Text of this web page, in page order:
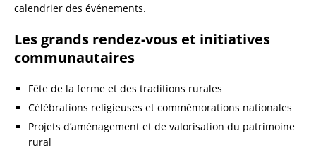
calendrier des événements.
Les grands rendez-vous et initiatives
communautaires
Fête de la ferme et des traditions rurales
Célébrations religieuses et commémorations nationales
Projets d’aménagement et de valorisation du patrimoine
rural